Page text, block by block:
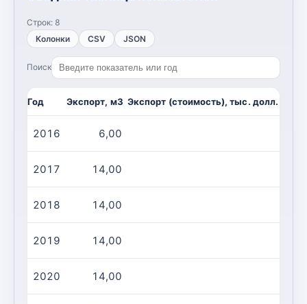
Строк: 8
Колонки
CSV JSON
Поиск
Год Экспорт, м3 Экспорт (стоимость), тыс. долл. США
2016 6,00
2017 14,00
2018 14,00
2019 14,00
2020 14,00